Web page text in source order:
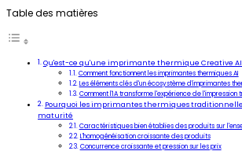
Table des matières
Qu'est-ce qu'une imprimante thermique Creative AI
Comment fonctionnent les imprimantes thermiques AI
Les éléments clés d'un écosystème d'imprimantes
Comment l'IA transforme l'expérience de l'impression
Pourquoi les imprimantes thermiques
maturité
Caractéristiques bien établies des produits sur
L'homogénéisation croissante des produits
Concurrence croissante et pression sur les prix